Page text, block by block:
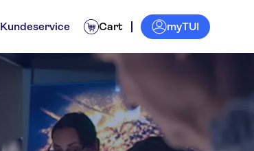
Kundeservice Cart myTUI